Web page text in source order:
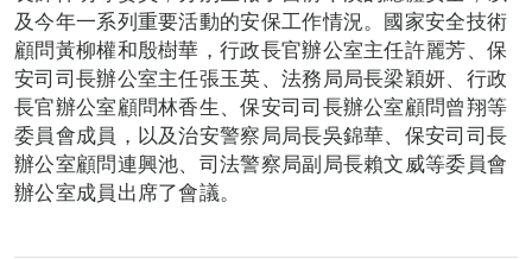
及今年一系列重要活動的安保工作情況。國家安全技術
顧問黃柳權和殷樹華，行政長官辦公室主任許麗芳、保
安司司長辦公室主任張玉英、法務局局長梁穎妍、行政
長官辦公室顧問林香生、保安司司長辦公室顧問曾翔等
委員會成員，以及治安警察局局長吳錦華、保安司司長
辦公室顧問連興池、司法警察局副局長賴文威等委員會
辦公室成員出席了會議。